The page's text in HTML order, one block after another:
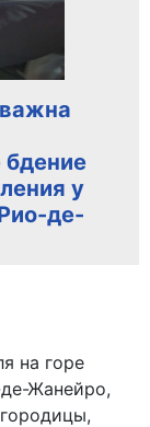
бдение
у
де-
на горе
Жанейро,